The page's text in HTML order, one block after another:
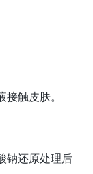
触皮肤。
钠还原处理后